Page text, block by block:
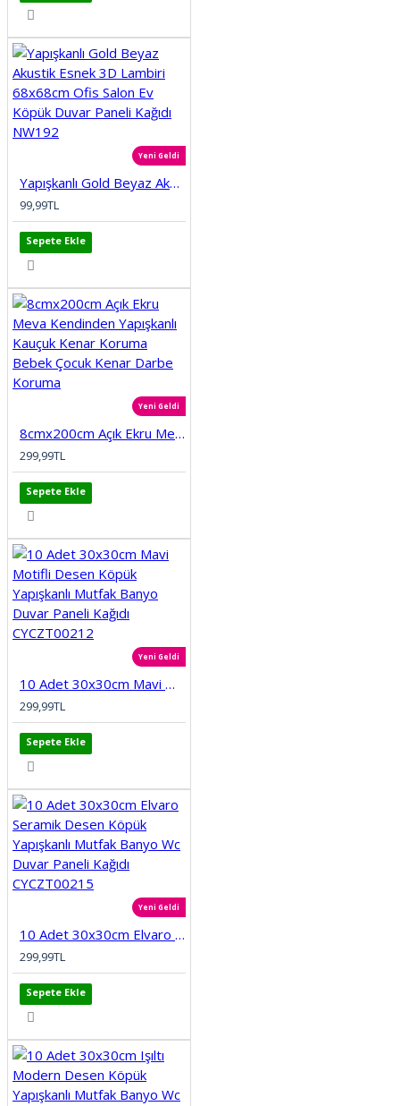
Yeni Geldi
Yapışkanlı Gold Beyaz Akustik Esnek 3D Lambiri 68x68cm Ofis Salon Ev Köpük Duvar Paneli Kağıdı NW192
99,99TL
Sepete Ekle
Yeni Geldi
8cmx200cm Açık Ekru Meva Kendinden Yapışkanlı Kauçuk Kenar Koruma Bebek Çocuk Kenar Darbe Koruma
299,99TL
Sepete Ekle
Yeni Geldi
10 Adet 30x30cm Mavi Motifli Desen Köpük Yapışkanlı Mutfak Banyo Duvar Paneli Kağıdı CYCZT00212
299,99TL
Sepete Ekle
Yeni Geldi
10 Adet 30x30cm Elvaro Seramik Desen Köpük Yapışkanlı Mutfak Banyo Wc Duvar Paneli Kağıdı CYCZT00215
299,99TL
Sepete Ekle